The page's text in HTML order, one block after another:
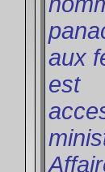
aux
est